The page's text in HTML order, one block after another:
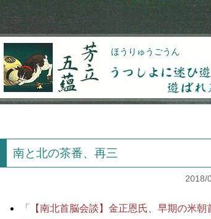
芳立五蘊 ほうりゅうごうん
うつしよに迷ひ遊べ
南と北の茶番、再三
2018/
「【南北首脳会談】金正恩氏、早期の米